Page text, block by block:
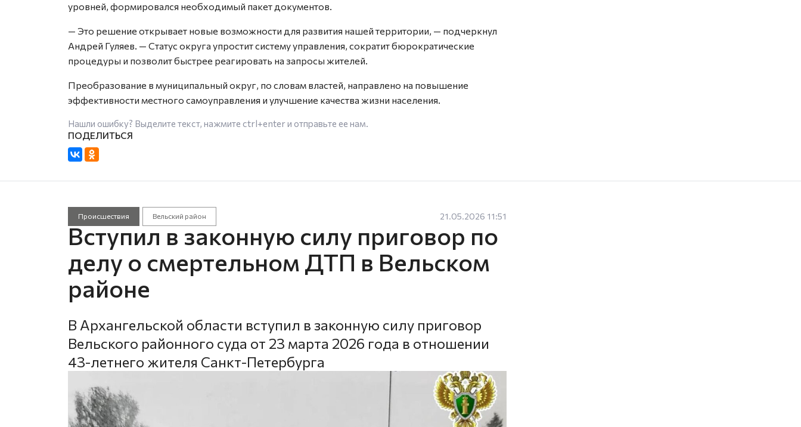
уровней, формировался необходимый пакет документов.
— Это решение открывает новые возможности для развития нашей территории, — подчеркнул
Андрей Гуляев. — Статус округа упростит систему управления, сократит бюрократические
процедуры и позволит быстрее реагировать на запросы жителей.
Преобразование в муниципальный округ, по словам властей, направлено на повышение
эффективности местного самоуправления и улучшение качества жизни населения.
Нашли ошибку? Выделите текст, нажмите ctrl+enterи отправьте ее нам.
Происшествия Вельский район 21.05.2026 11:51
Вступил в законную силу приговор по
делу о смертельном ДТП в Вельском
районе
В Архангельской области вступил в законную силу приговор
Вельского районного суда от 23 марта 2026 года в отношении
43-летнего жителя Санкт-Петербурга